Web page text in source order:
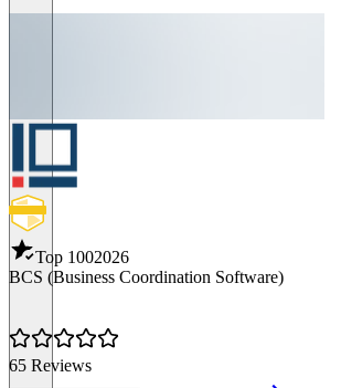
Top 1002026
BCS (Business Coordination Software)
65 Reviews